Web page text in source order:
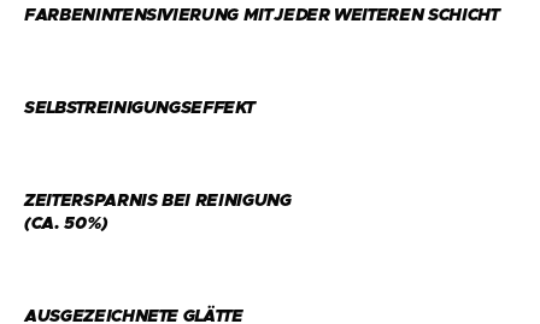
FARBENINTENSIVIERUNG MIT JEDER WEITEREN SCHICHT
SELBSTREINIGUNGSEFFEKT
ZEITERSPARNIS BEI REINIGUNG
(CA. 50%)
AUSGEZEICHNETE GLÄTTE